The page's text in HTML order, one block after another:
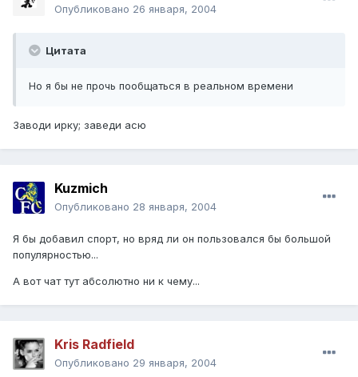
Опубликовано 26 января, 2004
Цитата
Но я бы не прочь пообщаться в реальном времени
Заводи ирку; заведи асю
Kuzmich
Опубликовано 28 января, 2004
Я бы добавил спорт, но вряд ли он пользовался бы большой
популярностью...
А вот чат тут абсолютно ни к чему...
Kris Radfield
Опубликовано 29 января, 2004